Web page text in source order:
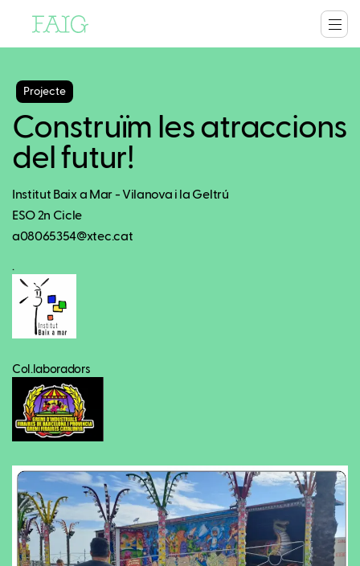
Projecte
Construïm les atraccions
del futur!
Institut Baix a Mar - Vilanova i la Geltrú
ESO 2n Cicle
a08065354@xtec.cat
.
Col.laboradors